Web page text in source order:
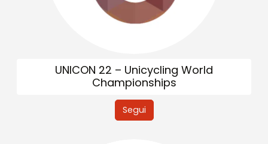
UNICON 22 – Unicycling World
Championships
Segui